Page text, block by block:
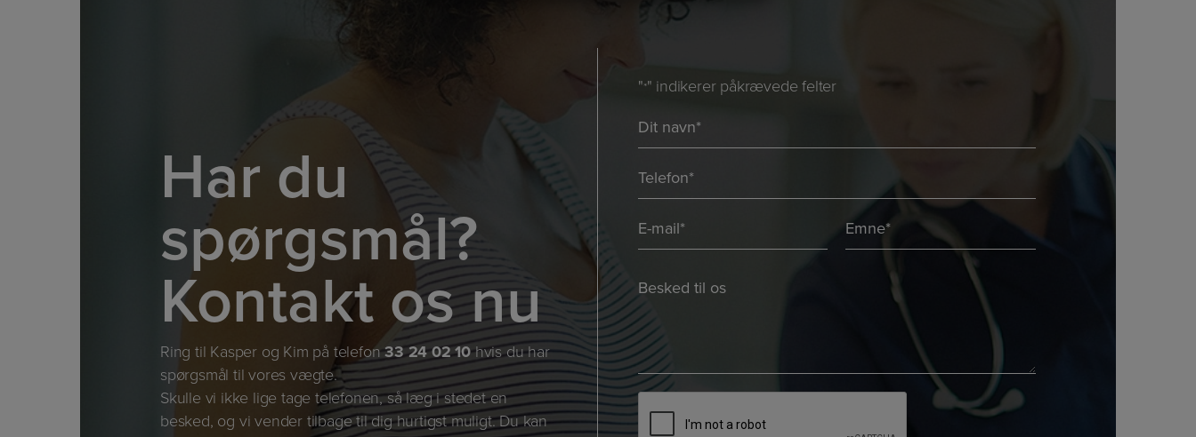
Har du
spørgsmål?
Kontakt os nu
Ring til Kasper og Kim på telefon33 24 02 10hvis du har
spørgsmål til vores vægte.
Skulle vi ikke lige tage telefonen, så læg i stedet en
besked, og vi vender tilbage til dig hurtigst muligt. Du kan
"*" indikerer påkrævede felter
Navn
*
Telefon
*
E-
mail
*
Emne
*
*
*
CAPTCHA